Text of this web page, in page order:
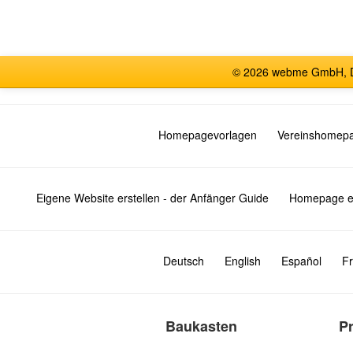
© 2026 webme GmbH,
Homepagevorlagen
Eigene Website erstellen - der Anfänger Guide Homepage
Deutsch English Español
Baukasten